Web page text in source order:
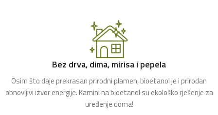
Bez drva, dima, mirisa i pepela
Osim što daje prekrasan prirodni plamen, bioetanol je i prirodan
obnovljivi izvor energije. Kamini na bioetanol su ekološko rješenje za
uređenje doma!